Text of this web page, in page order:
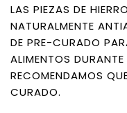
LAS PIEZAS DE
NATURALMENTE
DE PRE-CURADO
ALIMENTOS
RECOMENDAMOS
CURADO.